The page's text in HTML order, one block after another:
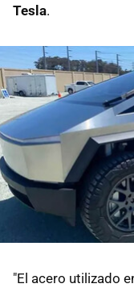
Tesla.
"El acero utilizado